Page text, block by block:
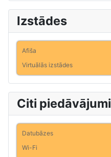
Izstādes
Afiša
Virtuālās izstādes
Citi piedāvājumi
Datubāzes
Wi-Fi